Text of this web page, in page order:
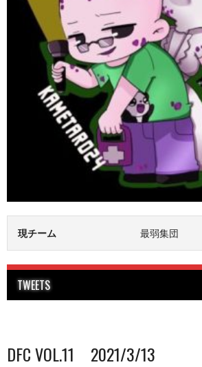
現チーム 最弱集団
TWEETS
DFC VOL.11 2021/3/13